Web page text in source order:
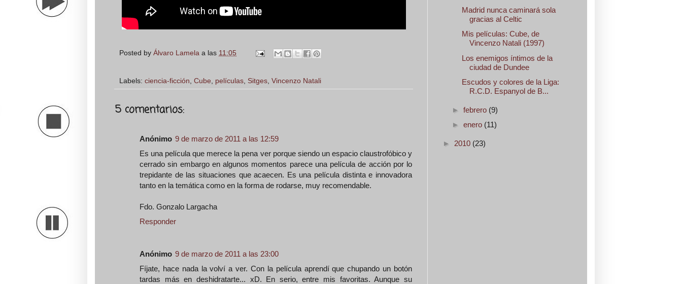
Posted by Álvaro Lamela a las 11:05
Labels: ciencia-ficción Cube películas Sitges Vincenzo Natali
5 comentarios:
Anónimo 9 de marzo de 2011 a las 12:59
Es una película que merece la pena ver porque siendo un espacio claustrofóbico y
cerrado sin embargo en algunos momentos parece una película de acción por lo
trepidante de las situaciones que acaecen. Es una película distinta e innovadora
tanto en la temática como en la forma de rodarse, muy recomendable.
Fdo. Gonzalo Largacha
Responder
Anónimo 9 de marzo de 2011 a las 23:00
Fíjate, hace nada la volví a ver. Con la película aprendí que chupando un botón
tardas más en deshidratarte... xD. En serio, entre mis favoritas. Aunque su
Madrid nunca caminará sola
gracias al Celtic
Mis películas: Cube, de
Vincenzo Natali (1997)
Los enemigos íntimos de la
ciudad de Dundee
Escudos y colores de la Liga:
R.C.D. Espanyol de B...
► febrero (9)
► enero (11)
► 2010 (23)